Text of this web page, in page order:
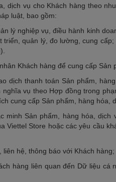
dịch vụ cho Khách hàng theo
luật, bao gồm:
lý nghiệp vụ, điều hành kinh
quản lý, đo lường, cung
Khách hàng để cung cấp
dịch thanh toán Sản phẩm,
vụ theo Hợp đồng trong
cung cấp Sản phẩm, hàng hóa,
minh Sản phẩm, hàng hóa,
Viettel Store hoặc các yêu cầu
hệ, thông báo với Khách hàng;
hàng liên quan đến Dữ liệu cá